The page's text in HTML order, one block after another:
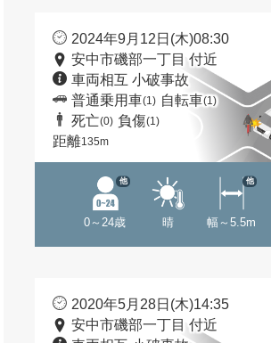
2024年9月12日(木)08:30
安中市磯部一丁目 付近
車両相互 小破事故
普通乗用車(1) 自転車(1)
死亡(0) 負傷(1)
距離135m
0～24歳
他
晴 幅～5.5m
他
2020年5月28日(木)14:35
安中市磯部一丁目 付近